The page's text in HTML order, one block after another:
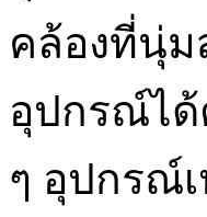
คล้องที่นุ่ม
อุปกรณ์ได้
ๆ อุปกรณ์